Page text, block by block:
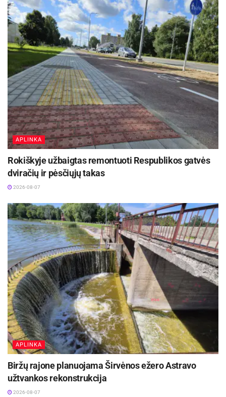
APLINKA
Rokiškyje užbaigtas remontuoti Respublikos gatvės
dviračių ir pėsčiųjų takas
2026-08-07
APLINKA
Biržų rajone planuojama Širvėnos ežero Astravo
užtvankos rekonstrukcija
2026-08-07